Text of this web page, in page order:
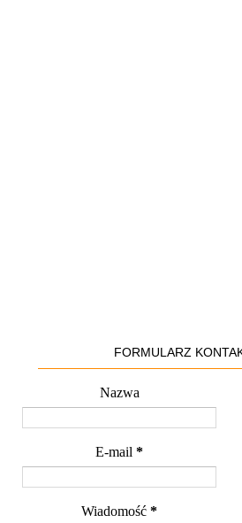
FORMULARZ
Nazwa
E-mail *
Wiadomość *